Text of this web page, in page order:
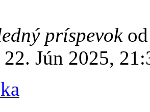
príspevok
22. Jún 2025,